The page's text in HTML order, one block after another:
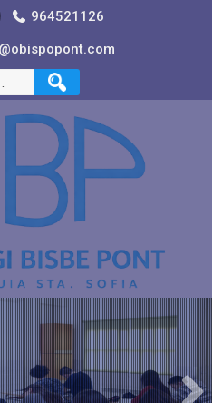
964521126